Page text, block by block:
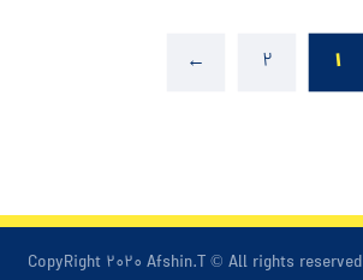
۱ ۲ ←
CopyRight ۲۰۲۰ Afshin.T © All rights reserved